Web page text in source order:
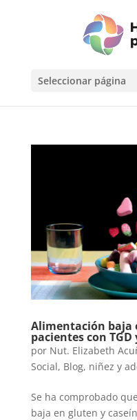
Seleccionar página
Alimentación baja
pacientes con
por Nut. Elizabeth
Social, Blog, niñez y
Se ha comprobado
baja en gluten y